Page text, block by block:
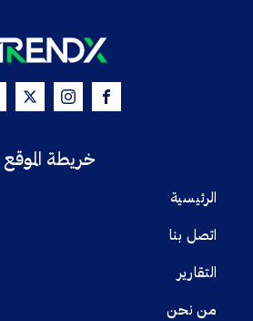
خريطة الموقع
الرئيسية
اتصل بنا
التقارير
من نحن